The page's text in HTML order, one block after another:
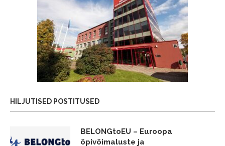
HILJUTISED POSTITUSED
BELONGtoEU – Euroopa
õpivõimaluste ja